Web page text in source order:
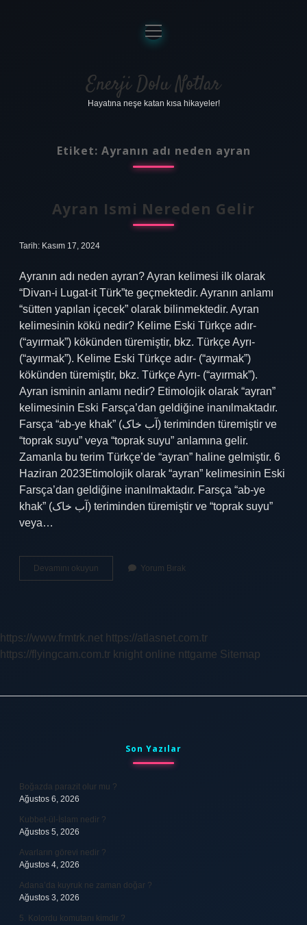
Anasayfa
Gizlilik Politikası
Yasal Uyarı
menüyü
aç
Enerji Dolu Notlar
Hayatına neşe katan kısa hikayeler!
Etiket: Ayranın adı neden ayran
Ayran Ismi Nereden Gelir
Tarih: Kasım 17, 2024
Ayranın adı neden ayran? Ayran kelimesi ilk olarak
“Divan-i Lugat-it Türk”te geçmektedir. Ayranın anlamı
“sütten yapılan içecek” olarak bilinmektedir. Ayran
kelimesinin kökü nedir? Kelime Eski Türkçe adır-
(“ayırmak”) kökünden türemiştir, bkz. Türkçe Ayrı-
(“ayırmak”). Kelime Eski Türkçe adır- (“ayırmak”)
kökünden türemiştir, bkz. Türkçe Ayrı- (“ayırmak”).
Ayran isminin anlamı nedir? Etimolojik olarak “ayran”
kelimesinin Eski Farsça’dan geldiğine inanılmaktadır.
Farsça “ab-ye khak” (آب خاک) teriminden türemiştir ve
“toprak suyu” veya “toprak suyu” anlamına gelir.
Zamanla bu terim Türkçe’de “ayran” haline gelmiştir. 6
Haziran 2023Etimolojik olarak “ayran” kelimesinin Eski
Farsça’dan geldiğine inanılmaktadır. Farsça “ab-ye
khak” (آب خاک) teriminden türemiştir ve “toprak suyu”
veya…
Devamını okuyun
Ismi
Yorum Bırak
https://www.frmtrk.net https://atlasnet.com.tr
https://flyingcam.com.tr knight online nttgame Sitemap
Son Yazılar
Boğazda parazit olur mu ?
Ağustos 6, 2026
Kubbet-ül-İslam nedir ?
Ağustos 5, 2026
Avarların görevi nedir ?
Ağustos 4, 2026
Adana’da kuyruk ne zaman doğar ?
Ağustos 3, 2026
5. Kolordu komutanı kimdir ?